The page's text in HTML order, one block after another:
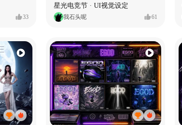
33
星光电竞节 · UI视觉设定
我石头呢 61